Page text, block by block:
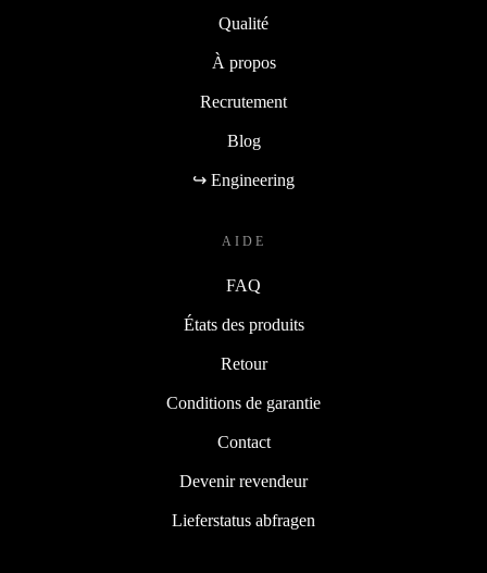
Qualité
À propos
Recrutement
Blog
↪ Engineering
AIDE
FAQ
États des produits
Retour
Conditions de garantie
Contact
Devenir revendeur
Lieferstatus abfragen